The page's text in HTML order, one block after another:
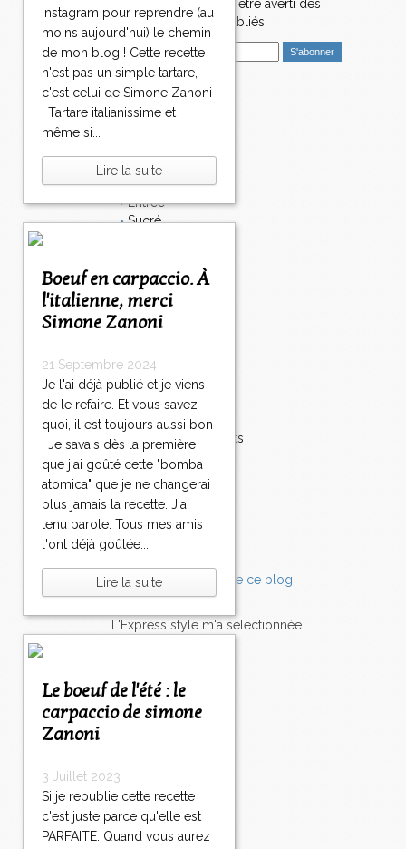
instagram pour reprendre (au
moins aujourd'hui) le chemin
de mon blog ! Cette recette
n'est pas un simple tartare,
c'est celui de Simone Zanoni
! Tartare italianissime et
même si...
Lire la suite
Boeuf en carpaccio. À
l'italienne, merci
Simone Zanoni
21 Septembre 2024
Je l'ai déjà publié et je viens
de le refaire. Et vous savez
quoi, il est toujours aussi bon
! Je savais dès la première
que j'ai goûté cette "bomba
atomica" que je ne changerai
plus jamais la recette. J'ai
tenu parole. Tous mes amis
l'ont déjà goûtée...
Lire la suite
Le boeuf de l'été : le
carpaccio de simone
Zanoni
3 Juillet 2023
Si je republie cette recette
c'est juste parce qu'elle est
PARFAITE. Quand vous aurez
Abonnez-vous pour être averti des
nouveaux articles publiés.
E
m
i
l
Plat
Bavardages
Entrée
Sucré
Fromage
Italie
Viande
Tarte
Fruits
Soupe
Fêtes
Poisson
Accompagnements
Champignons
Pâtes
Tomates
Balade
L'Express style m'a sélectionnée...
lexpress.fr/Styles
articles récents